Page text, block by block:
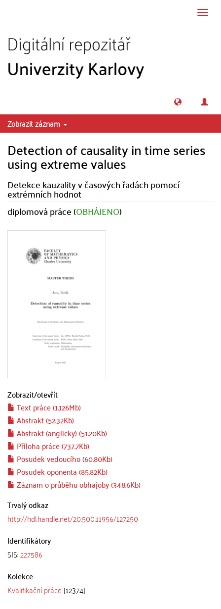
Zobrazit záznam
Detection of causality in time series
using extreme values
Detekce kauzality v časových řadách pomocí
extrémních hodnot
diplomová práce (OBHÁJENO)
Zobrazit/otevřít
Text práce (1.126Mb)
Abstrakt (52.32Kb)
Abstrakt (anglicky) (51.20Kb)
Příloha práce (737.7Kb)
Posudek vedoucího (60.80Kb)
Posudek oponenta (85.82Kb)
Záznam o průběhu obhajoby (348.6Kb)
Trvalý odkaz
http://hdl.handle.net/20.500.11956/127250
Identifikátory
SIS:227586
Kolekce
Kvalifikační práce [12374]